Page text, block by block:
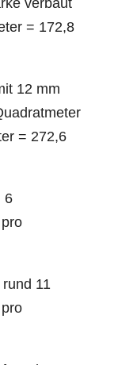
verbaut
= 172,8
12 mm
= 272,6
6
11